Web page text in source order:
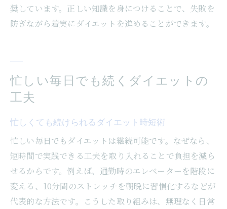
奨しています。正しい知識を身につけることで、失敗を
防ぎながら着実にダイエットを進めることができます。
忙しい毎日でも続くダイエットの
工夫
忙しくても続けられるダイエット時短術
忙しい毎日でもダイエットは継続可能です。なぜなら、
短時間で実践できる工夫を取り入れることで負担を減ら
せるからです。例えば、通勤時のエレベーターを階段に
変える、10分間のストレッチを朝晩に習慣化するなどが
代表的な方法です。こうした取り組みは、無理なく日常